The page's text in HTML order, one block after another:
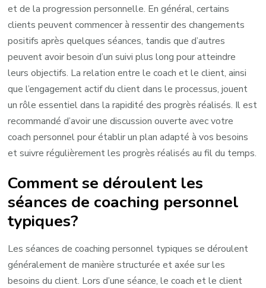
et de la progression personnelle. En général, certains
clients peuvent commencer à ressentir des changements
positifs après quelques séances, tandis que d’autres
peuvent avoir besoin d’un suivi plus long pour atteindre
leurs objectifs. La relation entre le coach et le client, ainsi
que l’engagement actif du client dans le processus, jouent
un rôle essentiel dans la rapidité des progrès réalisés. Il est
recommandé d’avoir une discussion ouverte avec votre
coach personnel pour établir un plan adapté à vos besoins
et suivre régulièrement les progrès réalisés au fil du temps.
Comment se déroulent les
séances de coaching personnel
typiques?
Les séances de coaching personnel typiques se déroulent
généralement de manière structurée et axée sur les
besoins du client. Lors d’une séance, le coach et le client